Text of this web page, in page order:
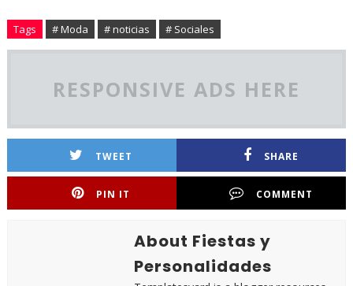
Tags # Moda # noticias # Sociales
RESPONSIVE ADS HERE
TWEET SHARE
PIN IT COMMENT
About Fiestas y
Personalidades